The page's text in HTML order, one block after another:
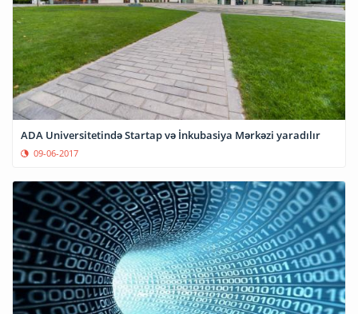
ADA Universitetində Startap və İnkubasiya Mərkəzi yaradılır
09-06-2017